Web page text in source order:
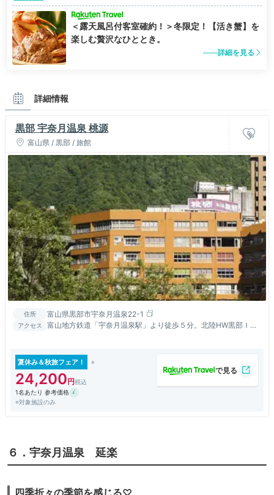
＜露天風呂付客室確約！＞冬限定！【活き蟹】を
楽しむ贅沢なひととき。
詳細を見る
詳細情報
黒部 宇奈月温泉 桃源
富山県 / 黒部 / 旅館
住所 富山県黒部市宇奈月温泉22-1
アクセス
富山地方鉄道「宇奈月温泉駅」より徒歩５分。北陸HW黒部ＩＣ
夏休み＆秋旅フェア！
24,200
1名あたり 参考価格
※対象施設のみ
６．宇奈月温泉 延楽
四季折々の季節を感じる♡